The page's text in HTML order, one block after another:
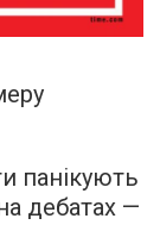
панікують
дебатах —